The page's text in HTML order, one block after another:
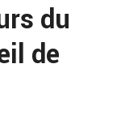
du
de